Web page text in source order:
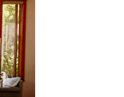
desliza el dedo.